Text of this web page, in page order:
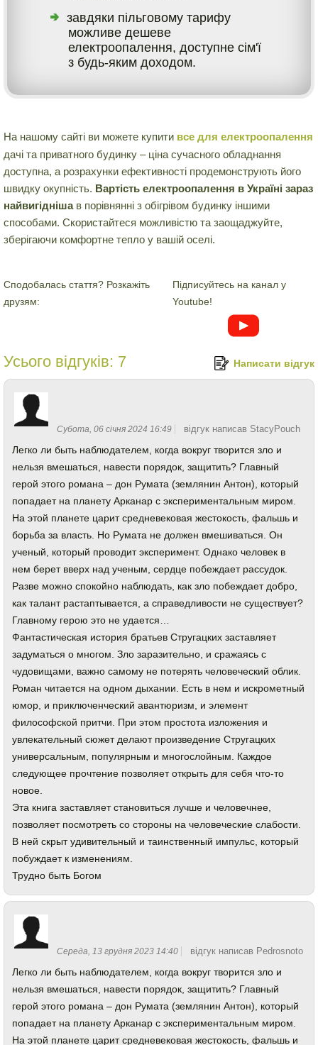
завдяки пільговому тарифу
можливе дешеве
електроопалення, доступне сім'ї
з будь-яким доходом.
На нашому сайті ви можете купити все для електроопалення
дачі та приватного будинку – ціна сучасного обладнання
доступна, а розрахунки ефективності продемонструють його
швидку окупність. Вартість електроопалення в Україні зараз
найвигіднішав порівнянні з обігрівом будинку іншими
способами. Скористайтеся можливістю та заощаджуйте,
зберігаючи комфортне тепло у вашій оселі.
Сподобалась стаття? Розкажіть
друзям:
Підписуйтесь на канал у
Youtube!
Усього відгуків: 7 Написати відгук
Субота, 06 січня 2024 16:49 відгук написав StacyPouch
Легко ли быть наблюдателем, когда вокруг творится зло и
нельзя вмешаться, навести порядок, защитить? Главный
герой этого романа – дон Румата (землянин Антон), который
попадает на планету Арканар с экспериментальным миром.
На этой планете царит средневековая жестокость, фальшь и
борьба за власть. Но Румата не должен вмешиваться. Он
ученый, который проводит эксперимент. Однако человек в
нем берет вверх над ученым, сердце побеждает рассудок.
Разве можно спокойно наблюдать, как зло побеждает добро,
как талант растаптывается, а справедливости не существует?
Главному герою это не удается…
Фантастическая история братьев Стругацких заставляет
задуматься о многом. Зло заразительно, и сражаясь с
чудовищами, важно самому не потерять человеческий облик.
Роман читается на одном дыхании. Есть в нем и искрометный
юмор, и приключенческий авантюризм, и элемент
философской притчи. При этом простота изложения и
увлекательный сюжет делают произведение Стругацких
универсальным, популярным и многослойным. Каждое
следующее прочтение позволяет открыть для себя что-то
новое.
Эта книга заставляет становиться лучше и человечнее,
позволяет посмотреть со стороны на человеческие слабости.
В ней скрыт удивительный и таинственный импульс, который
побуждает к изменениям.
Трудно быть Богом
Середа, 13 грудня 2023 14:40 відгук написав Pedrosnoto
Легко ли быть наблюдателем, когда вокруг творится зло и
нельзя вмешаться, навести порядок, защитить? Главный
герой этого романа – дон Румата (землянин Антон), который
попадает на планету Арканар с экспериментальным миром.
На этой планете царит средневековая жестокость, фальшь и